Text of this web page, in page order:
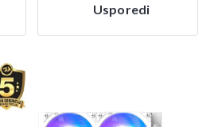
Usporedi